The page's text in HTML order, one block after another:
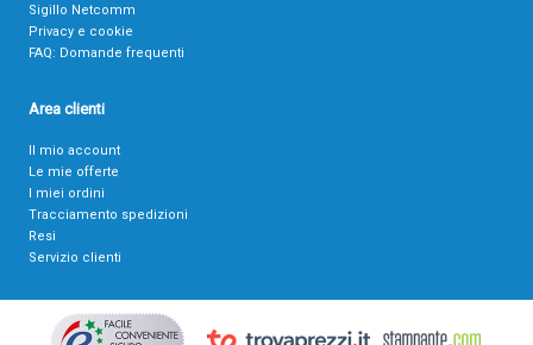
Sigillo Netcomm
Privacy e cookie
FAQ: Domande frequenti
Area clienti
Il mio account
Le mie offerte
I miei ordini
Tracciamento spedizioni
Resi
Servizio clienti